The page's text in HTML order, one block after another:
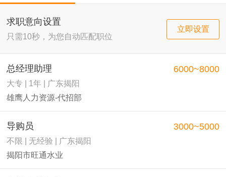
求职意向设置
只需10秒，为您自动匹配职位
立即设置
总经理助理
大专 | 1年 | 广东揭阳
雄鹰人力资源-代招部
6000~8000
导购员
不限 | 无经验 | 广东揭阳
揭阳市旺通水业
3000~5000